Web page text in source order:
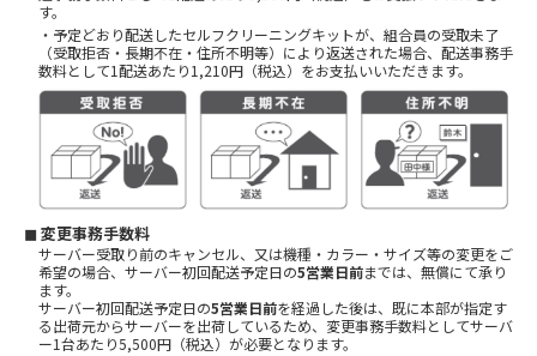
す。
・予定どおり配送したセルフクリーニングキットが、組合員の受取未了
（受取拒否・長期不在・住所不明等）により返送された場合、配送事務手
数料として1配送あたり1,210円（税込）をお支払いいただきます。
◼ 変更事務手数料
サーバー受取り前のキャンセル、又は機種・カラー・サイズ等の変更をご
希望の場合、サーバー初回配送予定日の5営業日前までは、無償にて承り
ます。
サーバー初回配送予定日の5営業日前を経過した後は、既に本部が指定す
る出荷元からサーバーを出荷しているため、変更事務手数料としてサーバ
ー1台あたり5,500円（税込）が必要となります。